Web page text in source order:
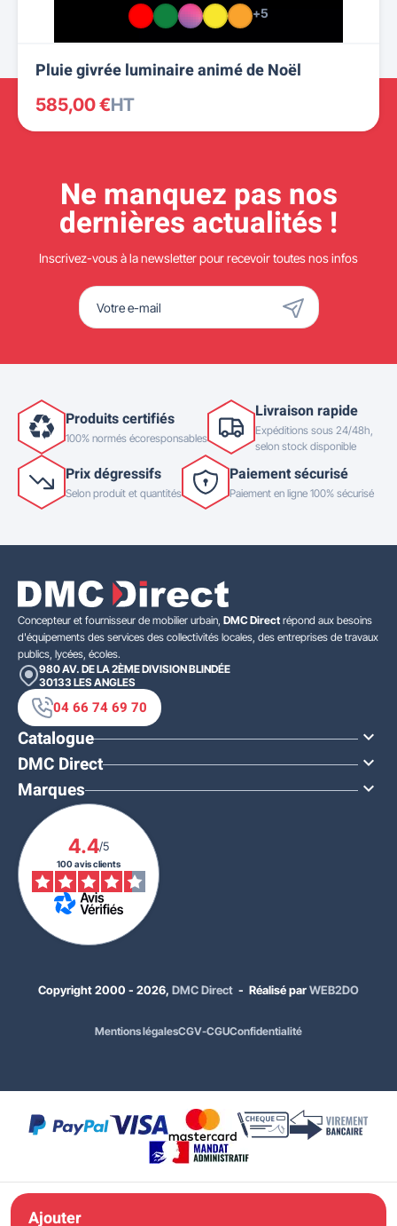
410,00 €HT
492,00 €
Coloris décoration de Noël :Rouge
Ajouter
+5
Pluie givrée luminaire animé de Noël
585,00 €HT
Ne manquez pas nos
dernières actualités !
Inscrivez-vous à la newsletter pour recevoir toutes nos infos
Produits certifiés
100% normés écoresponsables
Livraison rapide
Expéditions sous 24/48h,
selon stock disponible
Prix dégressifs
Selon produit et quantités
Paiement sécurisé
Paiement en ligne 100% sécurisé
Concepteur et fournisseur de mobilier urbain, DMC Direct répond aux besoins
d'équipements des services des collectivités locales, des entreprises de travaux
publics, lycées, écoles.
980 AV. DE LA 2ÈME DIVISION BLINDÉE
30133 LES ANGLES
04 66 74 69 70
Catalogue 
DMC Direct 
Marques 
4.4/5
100 avis clients
Copyright 2000 - 2026, DMC Direct - Réalisé parWEB2DO
Mentions légalesCGV-CGUConfidentialité